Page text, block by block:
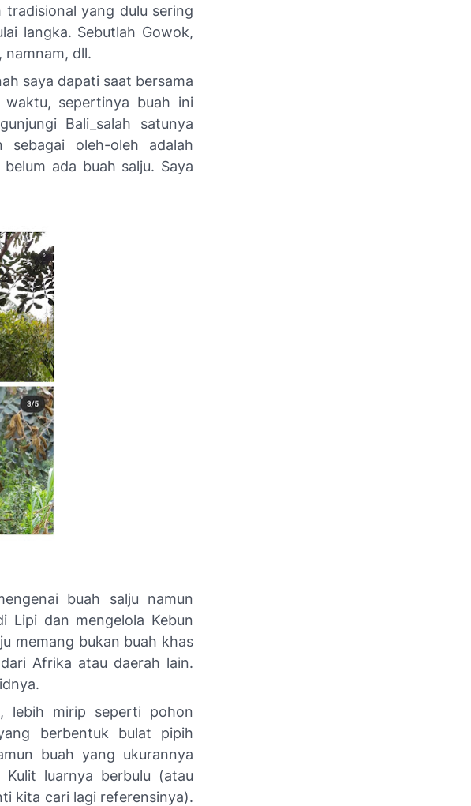
tradisional yang dulu sering
langka. Sebutlah Gowok,
dll.
saya dapati saat bersama
waktu, sepertinya buah ini
Bali_salah satunya
sebagai oleh-oleh adalah
ada buah salju. Saya
buah salju namun
Lipi dan mengelola Kebun
memang bukan buah khas
Afrika atau daerah lain.
lebih mirip seperti pohon
berbentuk bulat pipih
buah yang ukurannya
luarnya berbulu (atau
kita cari lagi referensinya).